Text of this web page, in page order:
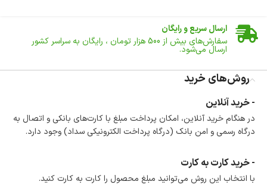
ارسال سریع و رایگان
سفارش‌های بیش از 500 هزار تومان ، رایگان به سراسر کشور
ارسال می‌شود.
تا 14 روز پس از تحویل کالا می‌توانید آن را برگشت دهید.
امکان پرداخت در محل
در هنگام خرید محصول، امکان انتخاب پرداخت در محل
وجود دارد.
امکان پرداخت اقساطی
است.
ضمانت اصالت کالا
گارانتی معتبر برای تمامی محصولات ارائه می‌شود.
روش‌های خرید
- خرید آنلاین
در هنگام خرید آنلاین، امکان پرداخت مبلغ با کارت‌های بانکی و اتصال به
درگاه رسمی و امن بانک (درگاه پرداخت الکترونیکی سداد) وجود دارد.
- خرید کارت به کارت
با انتخاب این روش می‌توانید مبلغ محصول را کارت به کارت کنید.